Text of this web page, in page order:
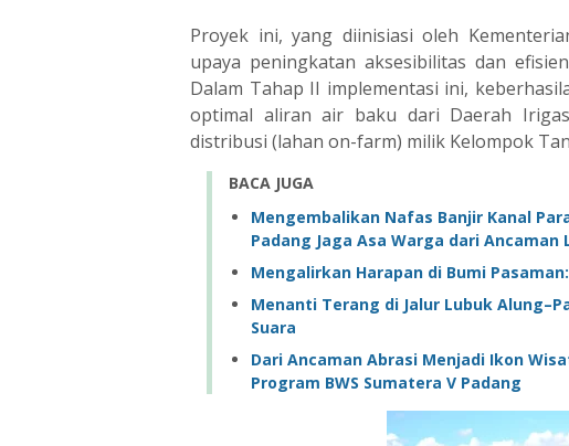
‎Proyek ini, yang diinisiasi oleh
upaya peningkatan aksesibilitas dan
Dalam Tahap II implementasi ini,
optimal aliran air baku dari Daerah
distribusi (lahan on-farm) milik Kelompok
BACA JUGA
Mengembalikan Nafas Banjir Kanal
Padang Jaga Asa Warga dari Ancaman
Mengalirkan Harapan di Bumi
Menanti Terang di Jalur Lubuk
Suara ‎
‎Dari Ancaman Abrasi Menjadi Ikon
Program BWS Sumatera V Padang ‎ ‎